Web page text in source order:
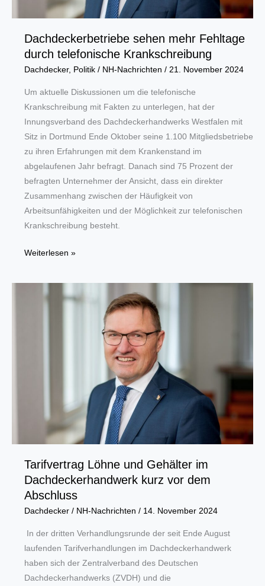
Dachdeckerbetriebe sehen mehr Fehltage
durch telefonische Krankschreibung
Dachdecker, Politik/ NH-Nachrichten / 21. November 2024
Um aktuelle Diskussionen um die telefonische
Krankschreibung mit Fakten zu unterlegen, hat der
Innungsverband des Dachdeckerhandwerks Westfalen mit
Sitz in Dortmund Ende Oktober seine 1.100 Mitgliedsbetriebe
zu ihren Erfahrungen mit dem Krankenstand im
abgelaufenen Jahr befragt. Danach sind 75 Prozent der
befragten Unternehmer der Ansicht, dass ein direkter
Zusammenhang zwischen der Häufigkeit von
Arbeitsunfähigkeiten und der Möglichkeit zur telefonischen
Krankschreibung besteht.
Dachdeckerbetriebe
mehr
Fehltage
Weiterlesen »
Tarifvertrag Löhne und Gehälter im
Dachdeckerhandwerk kurz vor dem
Abschluss
Dachdecker/ NH-Nachrichten / 14. November 2024
In der dritten Verhandlungsrunde der seit Ende August
laufenden Tarifverhandlungen im Dachdeckerhandwerk
haben sich der Zentralverband des Deutschen
Dachdeckerhandwerks (ZVDH) und die